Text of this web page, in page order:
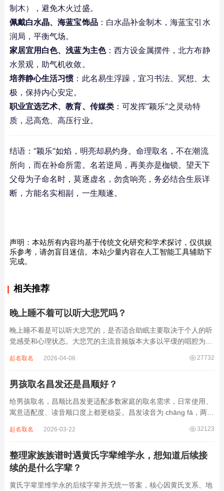
制木），避免木火过盛。
佩戴白水晶、海蓝宝饰品：白水晶补金制木，海蓝宝引水
润局，平衡气场。
家居宜用白色、浅蓝为主色：西方设金属摆件，北方布静
水景观，助气机收敛。
培养静心生活习惯：此名易生浮躁，宜习书法、冥想、太
极，保持内心安定。
职业宜选艺术、教育、传媒类：可发挥“颖乐”之灵动特
质，忌高危、高压行业。
结语：“颖乐”如焰，明亮却易灼身。命理取名，不在潮流
所向，而在补命所需。名若逆局，再美亦是枷锁。望天下
父母为子命名时，莫逐虚名，勿贪响亮，务必结合生辰详
断，方能名实相副，一生顺遂。
声明：本站所有内容均基于传统文化研究和学术探讨，仅供娱
乐参考，请勿盲目迷信。本站少量内容在人工智能工具辅助下
完成。
相关推荐
晚上睡不着可以听大悲咒吗？
晚上睡不着是可以听大悲咒的，是否适合助眠主要取决于个人的听
觉感受和心理状态。大悲咒的主流音频版本大多以平缓的唱腔为
急促的鼓点，这类音频本身具备静心的基础特质。睡前思绪繁杂、
27732
起名取名 2026-04-06
男孩取名昌发还是昌顺好？
给男孩取名，昌顺比昌发更适配多数家庭的取名需求，日常使用、
寓意适配度、读音顺口度上都更稳妥。昌发读音为 chāng fā，两个
离叫名字时辨识度不高。昌字本义为兴盛、繁茂，发字核心指向发
32123
起名取名 2026-03-22
整理家族族谱时遇黄氏字辈维学永，想知道后续接
续的是什么字辈？
黄氏字辈里维学永的后续字辈并无统一答案，核心因黄氏支系、地